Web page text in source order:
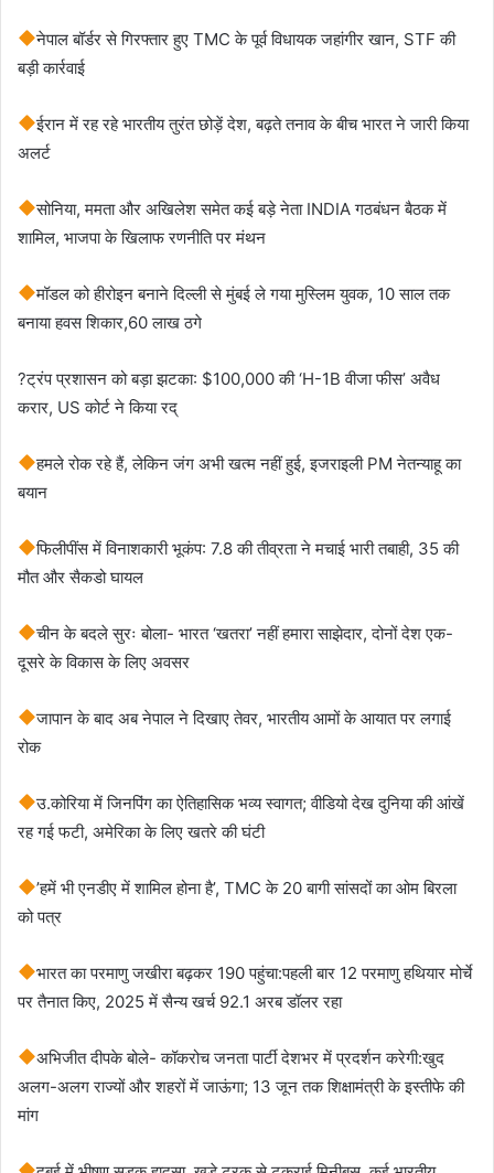
नेपाल बॉर्डर से गिरफ्तार हुए TMC के पूर्व विधायक जहांगीर खान, STF की
बड़ी कार्रवाई
ईरान में रह रहे भारतीय तुरंत छोड़ें देश, बढ़ते तनाव के बीच भारत ने जारी किया
अलर्ट
सोनिया, ममता और अखिलेश समेत कई बड़े नेता INDIA गठबंधन बैठक में
शामिल, भाजपा के खिलाफ रणनीति पर मंथन
मॉडल को हीरोइन बनाने दिल्ली से मुंबई ले गया मुस्लिम युवक, 10 साल तक
बनाया हवस शिकार,60 लाख ठगे
?ट्रंप प्रशासन को बड़ा झटका: $100,000 की ‘H-1B वीजा फीस’ अवैध
करार, US कोर्ट ने किया रद्
हमले रोक रहे हैं, लेकिन जंग अभी खत्म नहीं हुई, इजराइली PM नेतन्याहू का
बयान
फिलीपींस में विनाशकारी भूकंप: 7.8 की तीव्रता ने मचाई भारी तबाही, 35 की
मौत और सैकडो घायल
चीन के बदले सुरः बोला- भारत ‘खतरा’ नहीं हमारा साझेदार, दोनों देश एक-
दूसरे के विकास के लिए अवसर
जापान के बाद अब नेपाल ने दिखाए तेवर, भारतीय आमों के आयात पर लगाई
रोक
उ.कोरिया में जिनपिंग का ऐतिहासिक भव्य स्वागत; वीडियो देख दुनिया की आंखें
रह गई फटी, अमेरिका के लिए खतरे की घंटी
’हमें भी एनडीए में शामिल होना है’, TMC के 20 बागी सांसदों का ओम बिरला
को पत्र
भारत का परमाणु जखीरा बढ़कर 190 पहुंचा:पहली बार 12 परमाणु हथियार मोर्चे
पर तैनात किए, 2025 में सैन्य खर्च 92.1 अरब डॉलर रहा
अभिजीत दीपके बोले- कॉकरोच जनता पार्टी देशभर में प्रदर्शन करेगी:खुद
अलग-अलग राज्यों और शहरों में जाऊंगा; 13 जून तक शिक्षामंत्री के इस्तीफे की
मांग